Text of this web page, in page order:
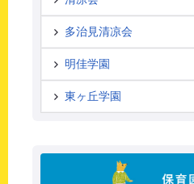
多治見清凉会
明佳学園
東ヶ丘学園